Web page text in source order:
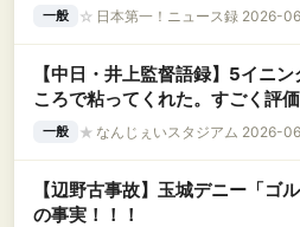
一般 ☆ 日本第一！ニュース録 2026-
【中日・井上監督語録】5イニ
ころで粘ってくれた。すごく評
野の投球に感嘆
一般 ★ なんじぇいスタジアム 2026-
【辺野古事故】玉城デニー「ゴ
の事実！！！